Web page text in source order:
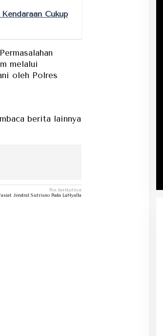
Cukup
melalui
oleh Polres
lainnya di kategori berita...
Pos berikutnya
Jendral Sutrisno Pada LaNyalla